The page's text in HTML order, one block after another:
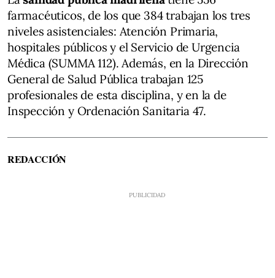
farmacéuticos, de los que 384 trabajan los tres
niveles asistenciales: Atención Primaria,
hospitales públicos y el Servicio de Urgencia
Médica (SUMMA 112). Además, en la Dirección
General de Salud Pública trabajan 125
profesionales de esta disciplina, y en la de
Inspección y Ordenación Sanitaria 47.
REDACCIÓN